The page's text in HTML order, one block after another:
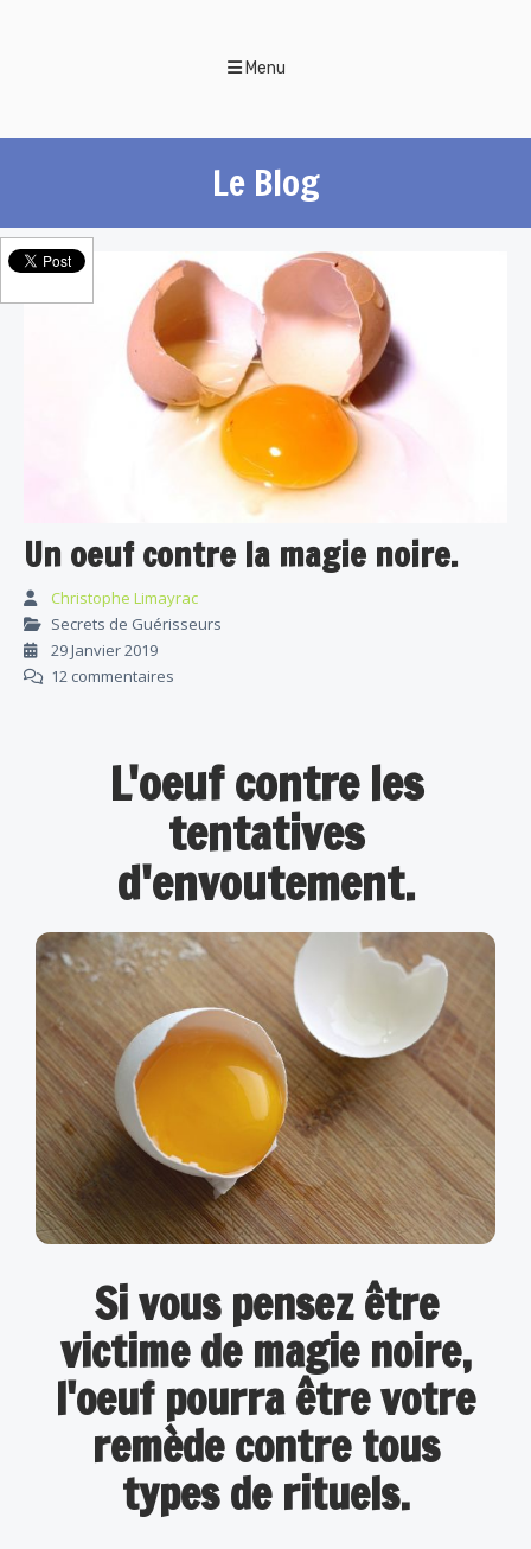
Menu
Le Blog
Un oeuf contre la magie noire.
Christophe Limayrac
Secrets de Guérisseurs
29 Janvier 2019
12 commentaires
L'oeuf contre les
tentatives
d'envoutement.
Si vous pensez être
victime de magie noire,
l'oeuf pourra être votre
remède contre tous
types de rituels.